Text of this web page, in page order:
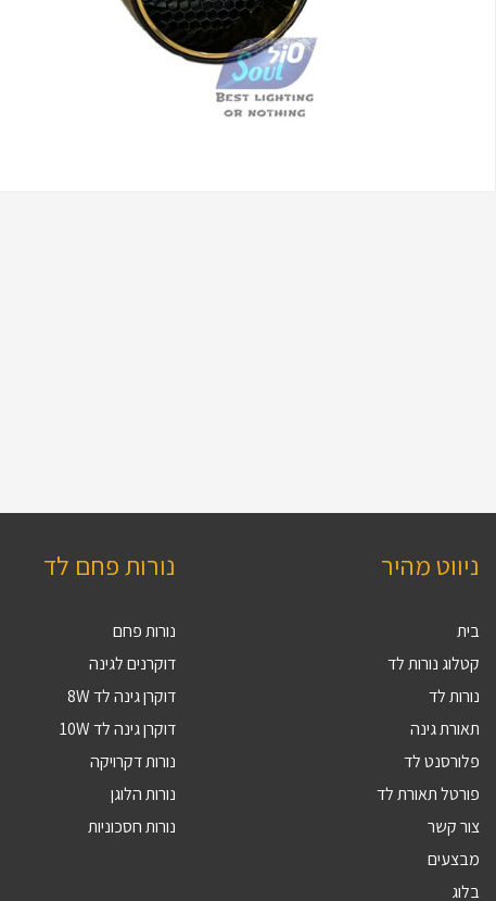
ניווט מהיר
בית
קטלוג נורות לד
נורות לד
תאורת גינה
פלורסנט לד
פורטל תאורת לד
צור קשר
מבצעים
בלוג
נורות פחם לד
נורות פחם
דוקרנים לגינה
דוקרן גינה לד 8W
דוקרן גינה לד 10W
נורות דקרויקה
נורות הלוגן
נורות חסכוניות